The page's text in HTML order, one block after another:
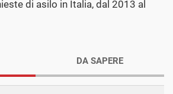
di asilo in Italia, dal 2013 al
DA SAPERE